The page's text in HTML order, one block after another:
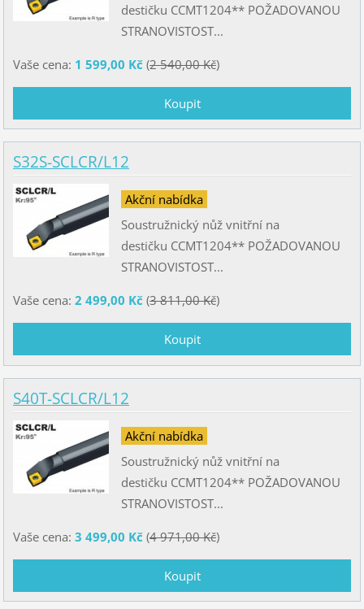
destičku CCMT1204** POŽADOVANOU
STRANOVISTOST...
Vaše cena: 1 599,00 Kč(2 540,00 Kč)
S32S-SCLCR/L12
Akční nabídka
Soustružnický nůž vnitřní na
destičku CCMT1204** POŽADOVANOU
STRANOVISTOST...
Vaše cena: 2 499,00 Kč(3 811,00 Kč)
S40T-SCLCR/L12
Akční nabídka
Soustružnický nůž vnitřní na
destičku CCMT1204** POŽADOVANOU
STRANOVISTOST...
Vaše cena: 3 499,00 Kč(4 971,00 Kč)